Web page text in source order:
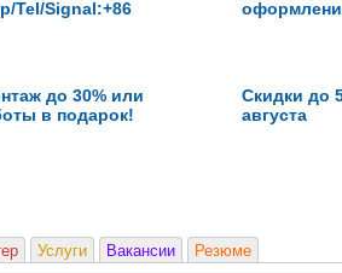
Tel/Signal:+86
до 30% или
в подарок!
Скидки до
августа
Услуги Вакансии Резюме